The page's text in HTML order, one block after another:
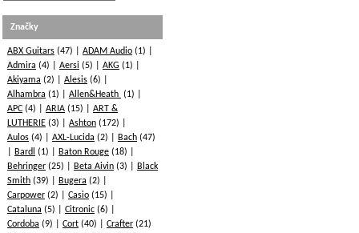
Značky
ABX Guitars (47) ADAM Audio (1)
Admira (4) Aersi (5) AKG (1)
Akiyama (2) Alesis (6)
Alhambra (1) Allen&Heath (1)
APC (4) ARIA (15)
ART &
LUTHERIE (3) Ashton (172)
Aulos (4) AXL-Lucida (2) Bach (47)
Bardl (1) Baton Rouge (18)
Behringer (25) Beta Aivin (3)
Black
Smith (39) Bugera (2)
Carpower (2) Casio (15)
Cataluna (5) Citronic (6)
Cordoba (9) Cort (40) Crafter (21)